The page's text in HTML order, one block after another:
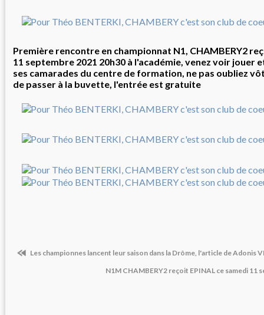
Première rencontre en championnat N1, CHAMBERY2
11 septembre 2021 20h30 à l'académie, venez voir jouer
ses camarades du centre de formation, ne pas oubliez
de passer à la buvette, l'entrée est gratuite
Les championnes lancent leur saison dans la Drôme, l'article de Adonis
N1M CHAMBERY2 reçoit EPINAL ce samedi 11